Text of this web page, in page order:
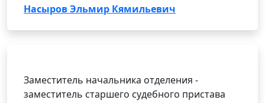
Насыров Эльмир Кямильевич
Заместитель начальника отделения -
заместитель старшего судебного пристава